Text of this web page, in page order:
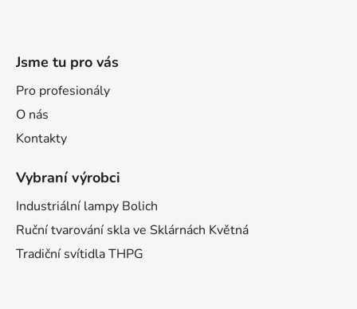
Jsme tu pro vás
Pro profesionály
O nás
Kontakty
Vybraní výrobci
Industriální lampy Bolich
Ruční tvarování skla ve Sklárnách Květná
Tradiční svítidla THPG